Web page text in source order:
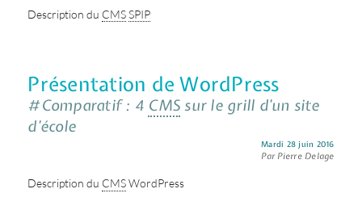
Description du CMSSPIP
Présentation de WordPress
#Comparatif : 4 CMS sur le grill d’un site
d’école
Mardi 28 juin 2016
Par Pierre Delage
Description du CMSWordPress